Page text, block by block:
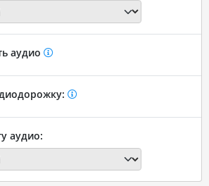
аудио
аудио: